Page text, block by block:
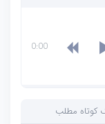
0:00
کوتاه مطلب